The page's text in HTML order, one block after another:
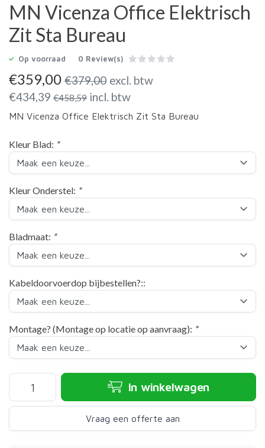
MN Vicenza Office Elektrisch
Zit Sta Bureau
Op voorraad 0 Review(s)
€359,00 €379,00 excl. btw
€434,39 €458,59 incl. btw
MN Vicenza Office Elektrisch Zit Sta Bureau
Kleur Blad: *
Kleur Onderstel: *
Bladmaat: *
Kabeldoorvoerdop bijbestellen?::
Montage? (Montage op locatie op aanvraag): *
In winkelwagen
Vraag een offerte aan